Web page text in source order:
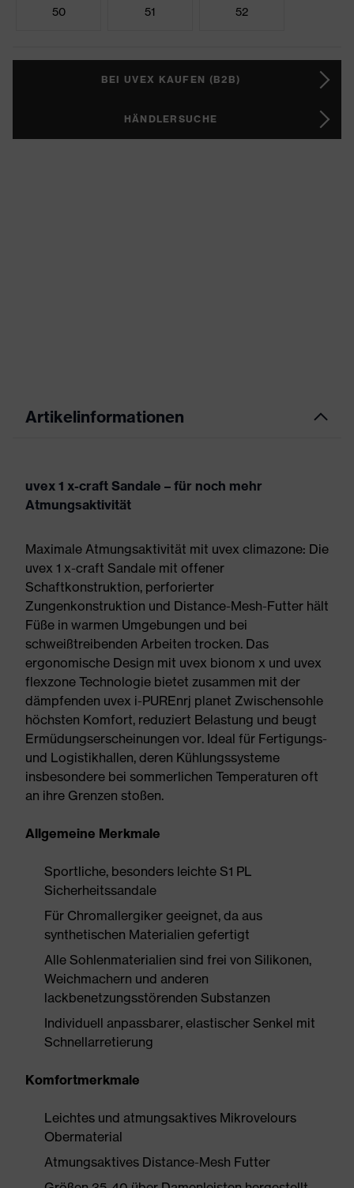
50 51 52
BEI UVEX KAUFEN (B2B)
HÄNDLERSUCHE
Artikelinformationen
uvex 1 x-craft Sandale – für noch mehr
Atmungsaktivität
Maximale Atmungsaktivität mit uvex climazone: Die
uvex 1 x-craft Sandale mit offener
Schaftkonstruktion, perforierter
Zungenkonstruktion und Distance-Mesh-Futter hält
Füße in warmen Umgebungen und bei
schweißtreibenden Arbeiten trocken. Das
ergonomische Design mit uvex bionom x und uvex
flexzone Technologie bietet zusammen mit der
dämpfenden uvex i-PUREnrj planet Zwischensohle
höchsten Komfort, reduziert Belastung und beugt
Ermüdungserscheinungen vor. Ideal für Fertigungs-
und Logistikhallen, deren Kühlungssysteme
insbesondere bei sommerlichen Temperaturen oft
an ihre Grenzen stoßen.
Allgemeine Merkmale
Sportliche, besonders leichte S1 PL
Sicherheitssandale
Für Chromallergiker geeignet, da aus
synthetischen Materialien gefertigt
Alle Sohlenmaterialien sind frei von Silikonen,
Weichmachern und anderen
lackbenetzungsstörenden Substanzen
Individuell anpassbarer, elastischer Senkel mit
Schnellarretierung
Komfortmerkmale
Leichtes und atmungsaktives Mikrovelours
Obermaterial
Atmungsaktives Distance-Mesh Futter